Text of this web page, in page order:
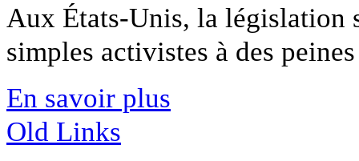
Aux États-Unis, la législation
simples activistes à des
En savoir plus
Old Links